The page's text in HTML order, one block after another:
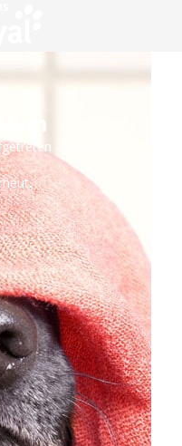
– wir sind